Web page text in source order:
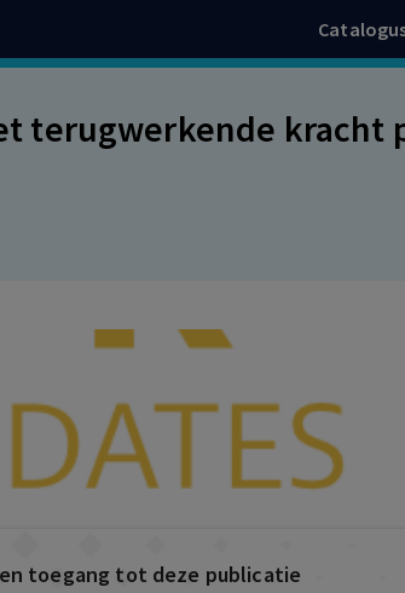
terugwerkende kracht
toegang tot deze publicatie